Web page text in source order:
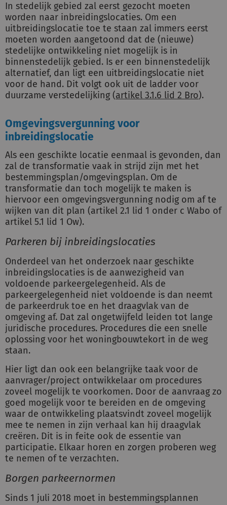
In stedelijk gebied zal eerst gezocht moeten
worden naar inbreidingslocaties. Om een
uitbreidingslocatie toe te staan zal immers eerst
moeten worden aangetoond dat de (nieuwe)
stedelijke ontwikkeling niet mogelijk is in
binnenstedelijk gebied. Is er een binnenstedelijk
alternatief, dan ligt een uitbreidingslocatie niet
voor de hand. Dit volgt ook uit de ladder voor
duurzame verstedelijking (artikel 3.1.6 lid 2 Bro).
Omgevingsvergunning voor
inbreidingslocatie
Als een geschikte locatie eenmaal is gevonden, dan
zal de transformatie vaak in strijd zijn met het
bestemmingsplan/omgevingsplan. Om de
transformatie dan toch mogelijk te maken is
hiervoor een omgevingsvergunning nodig om af te
wijken van dit plan (artikel 2.1 lid 1 onder c Wabo of
artikel 5.1 lid 1 Ow).
Parkeren bij inbreidingslocaties
Onderdeel van het onderzoek naar geschikte
inbreidingslocaties is de aanwezigheid van
voldoende parkeergelegenheid. Als de
parkeergelegenheid niet voldoende is dan neemt
de parkeerdruk toe en het draagvlak van de
omgeving af. Dat zal ongetwijfeld leiden tot lange
juridische procedures. Procedures die een snelle
oplossing voor het woningbouwtekort in de weg
staan.
Hier ligt dan ook een belangrijke taak voor de
aanvrager/project ontwikkelaar om procedures
zoveel mogelijk te voorkomen. Door de aanvraag zo
goed mogelijk voor te bereiden en de omgeving
waar de ontwikkeling plaatsvindt zoveel mogelijk
mee te nemen in zijn verhaal kan hij draagvlak
creëren. Dit is in feite ook de essentie van
participatie. Elkaar horen en zorgen proberen weg
te nemen of te verzachten.
Borgen parkeernormen
Sinds 1 juli 2018 moet in bestemmingsplannen